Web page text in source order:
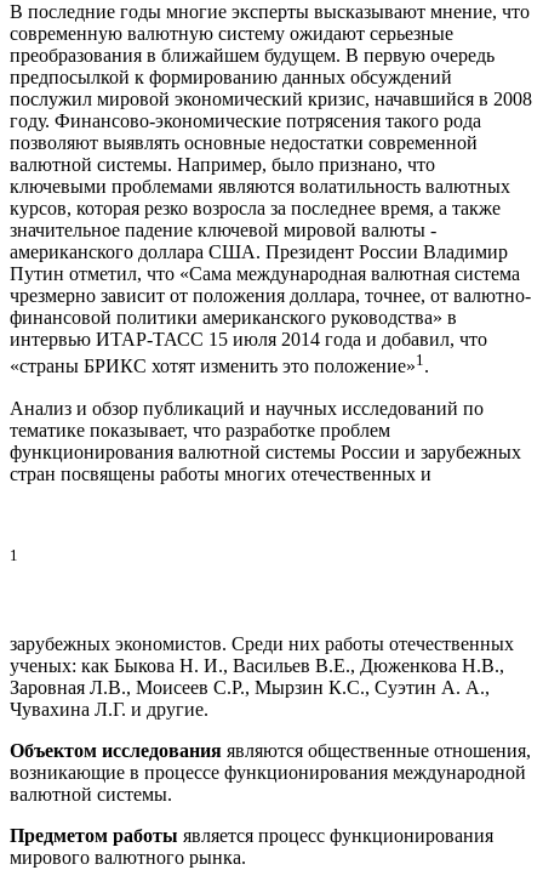
В последние годы многие эксперты высказывают мнение, что
современную валютную систему ожидают серьезные
преобразования в ближайшем будущем. В первую очередь
предпосылкой к формированию данных обсуждений
послужил мировой экономический кризис, начавшийся в 2008
году. Финансово-экономические потрясения такого рода
позволяют выявлять основные недостатки современной
валютной системы. Например, было признано, что
ключевыми проблемами являются волатильность валютных
курсов, которая резко возросла за последнее время, а также
значительное падение ключевой мировой валюты -
американского доллара США. Президент России Владимир
Путин отметил, что «Сама международная валютная система
чрезмерно зависит от положения доллара, точнее, от валютно-
финансовой политики американского руководства» в
интервью ИТАР-ТАСС 15 июля 2014 года и добавил, что
«страны БРИКС хотят изменить это положение»1.
Анализ и обзор публикаций и научных исследований по
тематике показывает, что разработке проблем
функционирования валютной системы России и зарубежных
стран посвящены работы многих отечественных и
1
зарубежных экономистов. Среди них работы отечественных
ученых: как Быкова Н. И., Васильев В.Е., Дюженкова Н.В.,
Заровная Л.В., Моисеев С.Р., Мырзин К.С., Суэтин А. А.,
Чувахина Л.Г. и другие.
Объектом исследования являются общественные отношения,
возникающие в процессе функционирования международной
валютной системы.
Предметом работы является процесс функционирования
мирового валютного рынка.